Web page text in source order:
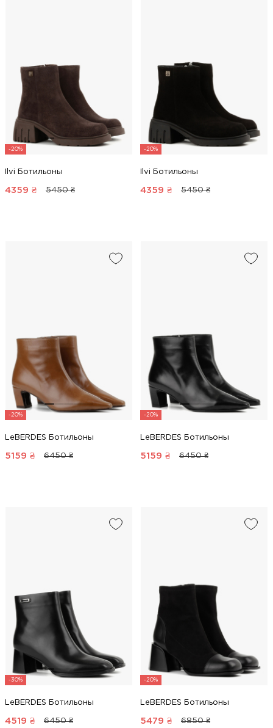
-20%
Ilvi Ботильоны
4359 ₴ 5450 ₴
-20%
Ilvi Ботильоны
4359 ₴ 5450 ₴
-20%
LeBERDES Ботильоны
5159 ₴ 6450 ₴
-20%
LeBERDES Ботильоны
5159 ₴ 6450 ₴
-30%
LeBERDES Ботильоны
4519 ₴ 6450 ₴
-20%
LeBERDES Ботильоны
5479 ₴ 6850 ₴